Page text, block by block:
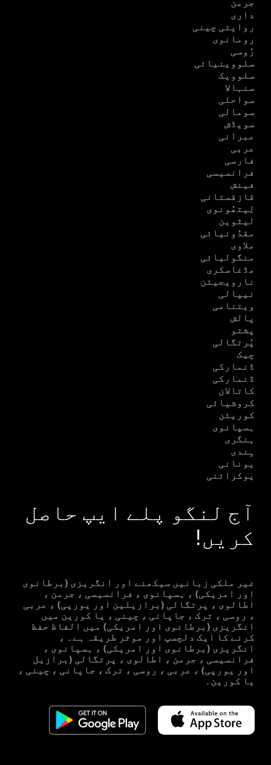
جرمن
داری
روایتی چینی
رومانوی
رُوسی
سلووینیائی
سلوویک
سنہالا
سواحلی
سومالی
سویڈش
عبرانی
عربی
فارسی
فرانسیسی
فینش
قازقستانی
لِیتھُونوی
لیٹوین
مقدُونیائی
ملاوی
منگولیائی
مڈغاسکری
نارویجیئن
نیپالی
ویتنامی
پالش
پشتو
پُرتگالی
چیک
ڈنمارکی
ڈنمارکی
کاتالان
کروشیائی
کوریئن
ہسپانوی
ہنگری
ہِندی
یونانی
یوکرائنی
آج لنگو پلے ایپ حاصل
کریں!
غیر ملکی زبانیں سیکھنے اور انگریزی (برطانوی
اور امریکی) ، ہسپانوی ، فرانسیسی ، جرمن ،
اطالوی ، پرتگالی (برازیلین اور یورپی) ، عربی
، روسی ، ترک ، جاپانی ، چینی ، یا کورین میں
انگریزی (برطانوی اور امریکی) میں الفاظ حفظ
کرنے کا ایک دلچسپ اور موثر طریقہ ہے۔ ،
انگریزی (برطانوی اور امریکی) ، ہسپانوی ،
فرانسیسی ، جرمن ، اطالوی ، پرتگالی (برازیل
اور یورپی) ، عربی ، روسی ، ترک ، جاپانی ، چینی ،
یا کورین۔